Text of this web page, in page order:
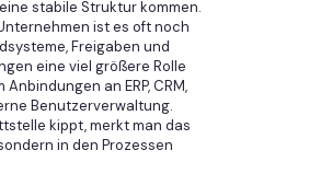
stabile Struktur kommen.
ist es oft noch
Freigaben und
eine viel größere Rolle
an ERP, CRM,
Benutzerverwaltung.
kippt, merkt man das
in den Prozessen